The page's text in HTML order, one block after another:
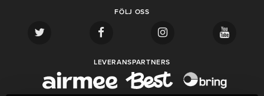
FÖLJ OSS
LEVERANSPARTNERS